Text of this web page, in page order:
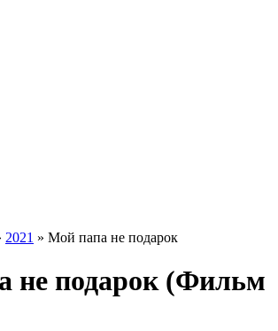
2021 » Мой папа не подарок
не подарок (Фильм